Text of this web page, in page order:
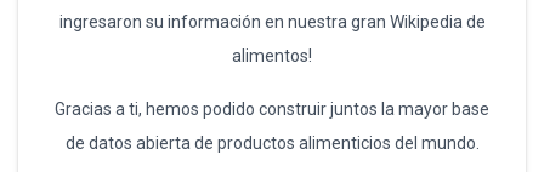
ingresaron su información en nuestra gran Wikipedia de
alimentos!
Gracias a ti, hemos podido construir juntos la mayor base
de datos abierta de productos alimenticios del mundo.